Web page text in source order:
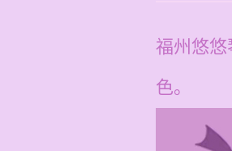
福州悠
色。